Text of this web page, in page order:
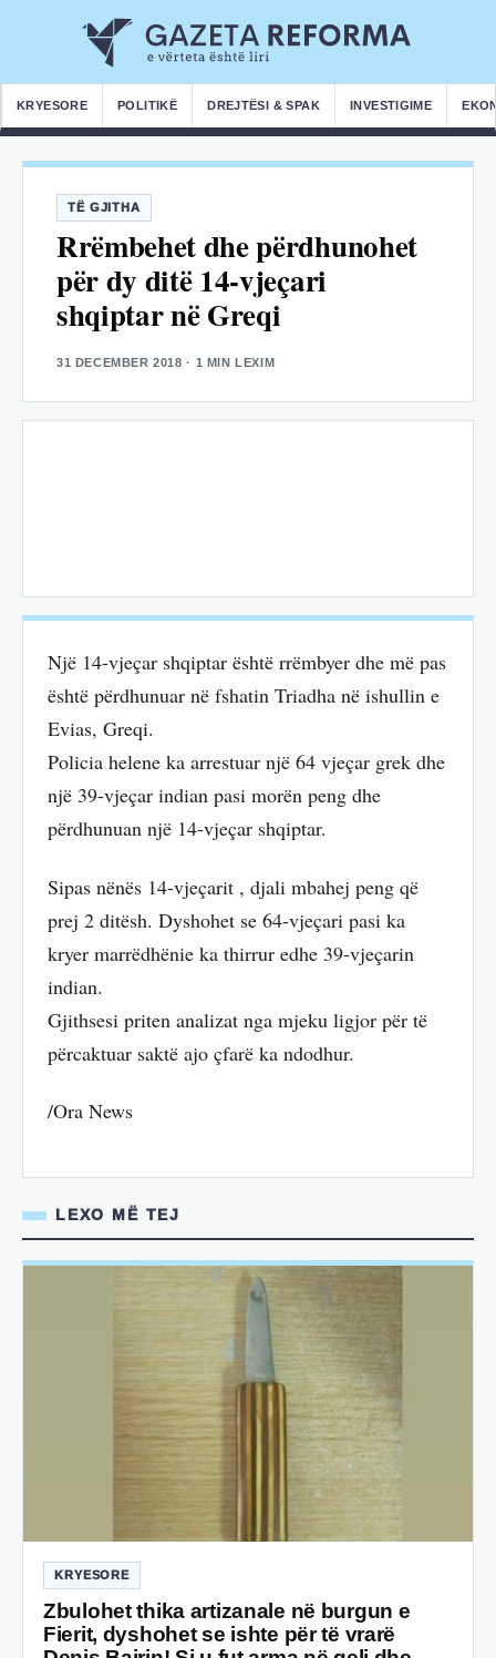
KRYESORE POLITIKË DREJTËSI & SPAK INVESTIGIME
TË GJITHA
Rrëmbehet dhe përdhunohet
për dy ditë 14-vjeçari
shqiptar në Greqi
31 DECEMBER 2018 · 1 MIN LEXIM
Një 14-vjeçar shqiptar është rrëmbyer dhe më pas
është përdhunuar në fshatin Triadha në ishullin e
Evias, Greqi.
Policia helene ka arrestuar një 64 vjeçar grek dhe
një 39-vjeçar indian pasi morën peng dhe
përdhunuan një 14-vjeçar shqiptar.
Sipas nënës 14-vjeçarit , djali mbahej peng që
prej 2 ditësh. Dyshohet se 64-vjeçari pasi ka
kryer marrëdhënie ka thirrur edhe 39-vjeçarin
indian.
Gjithsesi priten analizat nga mjeku ligjor për të
përcaktuar saktë ajo çfarë ka ndodhur.
/Ora News
LEXO MË TEJ
KRYESORE
Zbulohet thika artizanale në burgun e
Fierit, dyshohet se ishte për të vrarë